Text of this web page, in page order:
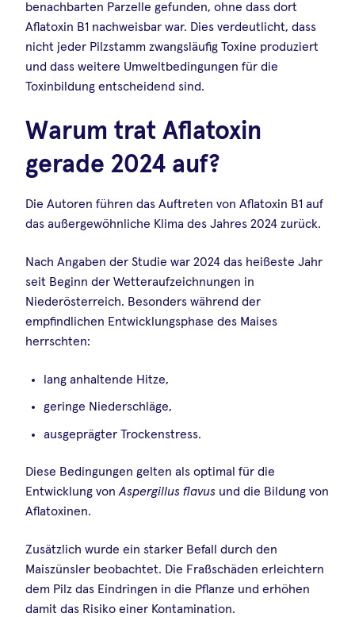
benachbarten Parzelle gefunden, ohne dass dort
Aflatoxin B1 nachweisbar war. Dies verdeutlicht, dass
nicht jeder Pilzstamm zwangsläufig Toxine produziert
und dass weitere Umweltbedingungen für die
Toxinbildung entscheidend sind.
Warum trat Aflatoxin
gerade 2024 auf?
Die Autoren führen das Auftreten von Aflatoxin B1 auf
das außergewöhnliche Klima des Jahres 2024 zurück.
Nach Angaben der Studie war 2024 das heißeste Jahr
seit Beginn der Wetteraufzeichnungen in
Niederösterreich. Besonders während der
empfindlichen Entwicklungsphase des Maises
herrschten:
lang anhaltende Hitze,
geringe Niederschläge,
ausgeprägter Trockenstress.
Diese Bedingungen gelten als optimal für die
Entwicklung von Aspergillus flavus und die Bildung von
Aflatoxinen.
Zusätzlich wurde ein starker Befall durch den
Maiszünsler beobachtet. Die Fraßschäden erleichtern
dem Pilz das Eindringen in die Pflanze und erhöhen
damit das Risiko einer Kontamination.